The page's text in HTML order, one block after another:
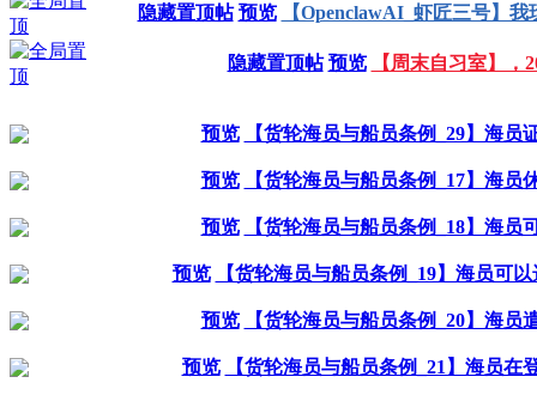
隐藏置顶帖 预览 【OpenclawAI_虾匠三号】
隐藏置顶帖 预览 【周末自习室】，
预览 【货轮海员与船员条例_29】海员
预览 【货轮海员与船员条例_17】海员
预览 【货轮海员与船员条例_18】海员
预览 【货轮海员与船员条例_19】海员可
预览 【货轮海员与船员条例_20】海员
预览 【货轮海员与船员条例_21】海员在